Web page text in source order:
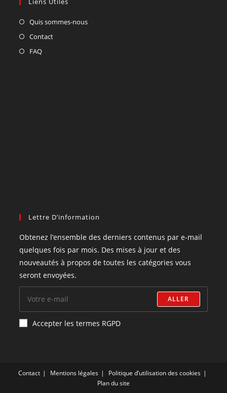
Quis sommes-nous
Contact
FAQ
Lettre D’information
Obtenez l’ensemble des derniers contenus par e-mail
quelques fois par mois. Des mises à jour et des
nouveautés à propos de toutes les catégories vous
seront envoyées.
ALLER
Accepter les termes RGPD
Contact Mentions légales
Politique d’utilisation des cookies
Plan du site